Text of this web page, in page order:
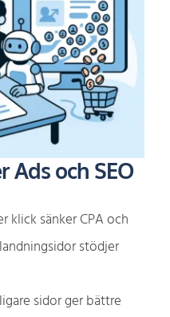
och SEO
klick sänker CPA och
stödjer
sidor ger bättre